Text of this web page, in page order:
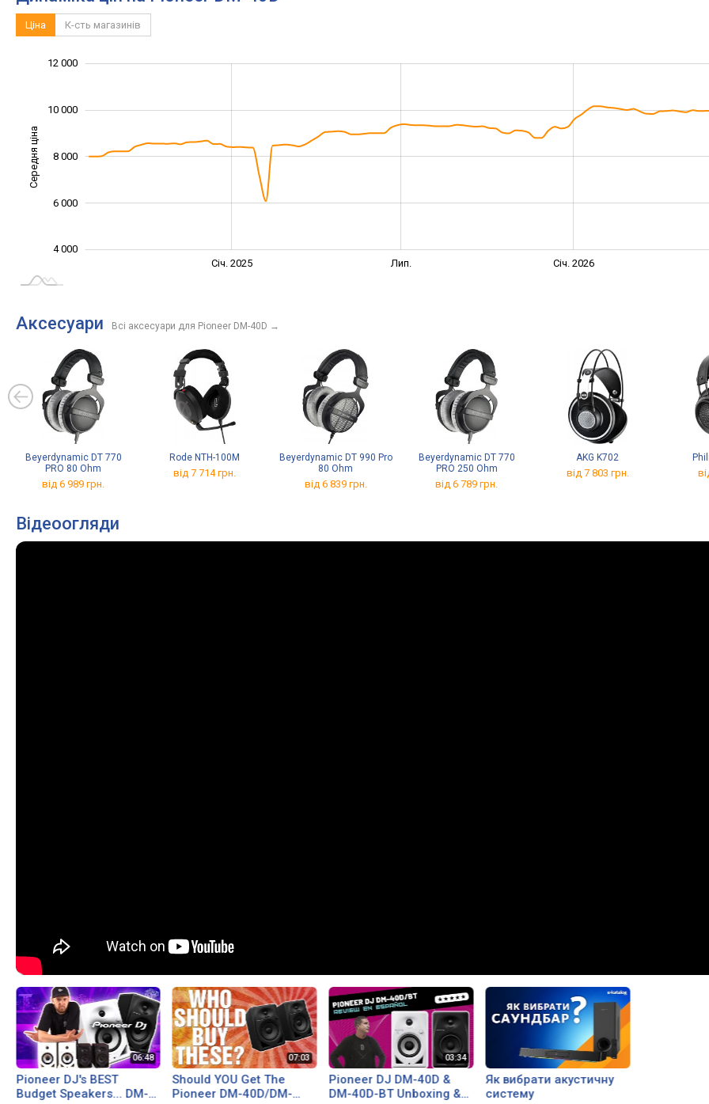
Ціна К-сть магазинів
Середня ціна 10 000
4 000
6 000
8 000
10 000
12 000
Січ. 2025 Лип. Січ. 2026
Аксесуари Всі аксесуари для Pioneer DM-40D →
Beyerdynamic DT 770
PRO 80 Ohm
від 6 989 грн.
Rode NTH-100M
від 7 714 грн.
Beyerdynamic DT 990 Pro
80 Ohm
від 6 839 грн.
Beyerdynamic DT 770
PRO 250 Ohm
від 6 789 грн.
AKG K702
від 7 803 грн.
Відеоогляди
Pioneer DJ's BEST
Budget Speakers... DM-
Should YOU Get The
Pioneer DM-40D/DM-
Pioneer DJ DM-40D &
DM-40D-BT Unboxing &
Як вибрати акустичну
систему